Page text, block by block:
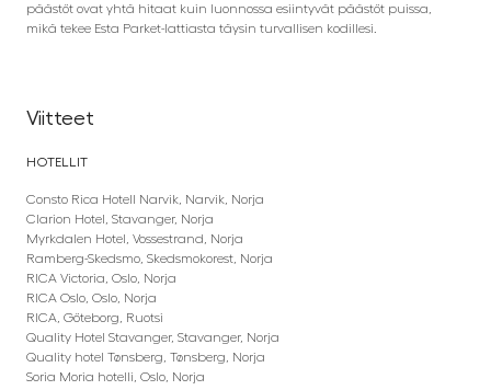
päästöt ovat yhtä hitaat kuin luonnossa esiintyvät päästöt puissa,
mikä tekee Esta Parket-lattiasta täysin turvallisen kodillesi.
Viitteet
HOTELLIT
Consto Rica Hotell Narvik, Narvik, Norja
Clarion Hotel, Stavanger, Norja
Myrkdalen Hotel, Vossestrand, Norja
Ramberg-Skedsmo, Skedsmokorest, Norja
RICA Victoria, Oslo, Norja
RICA Oslo, Oslo, Norja
RICA, Göteborg, Ruotsi
Quality Hotel Stavanger, Stavanger, Norja
Quality hotel Tønsberg, Tønsberg, Norja
Soria Moria hotelli, Oslo, Norja